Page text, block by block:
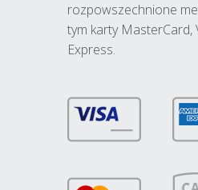
rozpowszechnione
tym karty MasterCard,
Express.